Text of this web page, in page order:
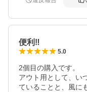
便利‼︎
5.0
2個目の購入です。
アウト用として、い
ていることと、風に